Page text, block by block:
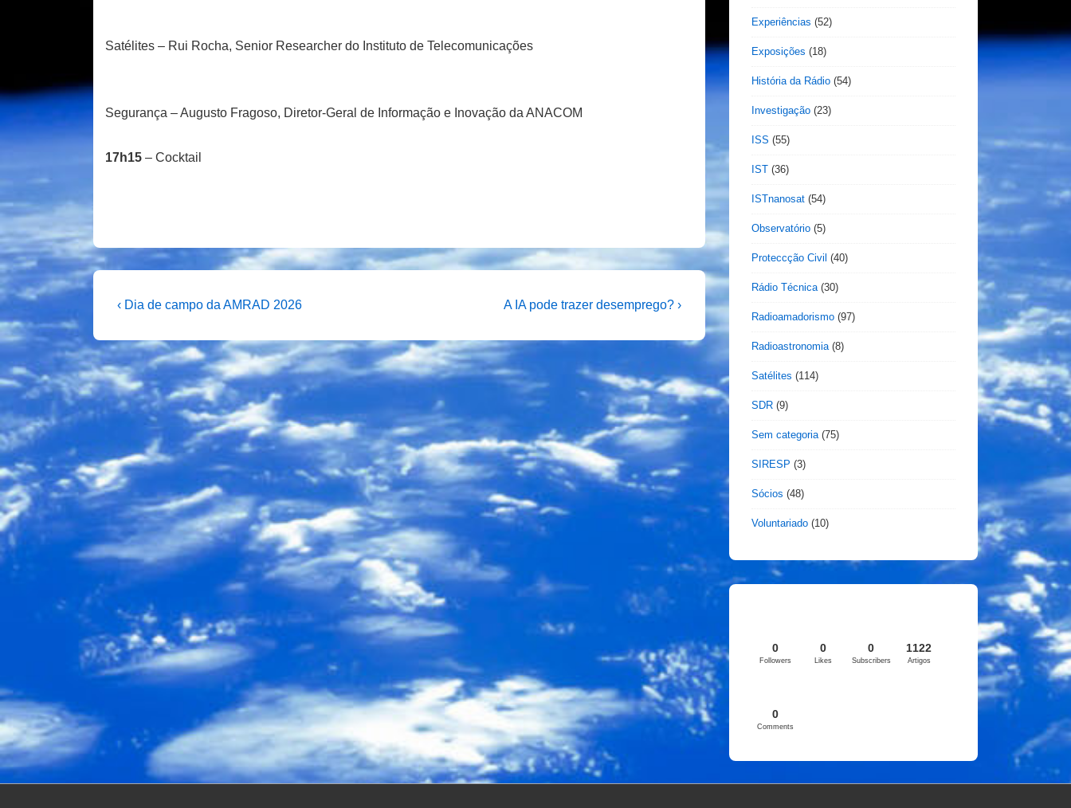
Satélites – Rui Rocha, Senior Researcher do Instituto de Telecomunicações
Segurança – Augusto Fragoso, Diretor-Geral de Informação e Inovação da ANACOM
17h15 – Cocktail
Navegação
artigos
Previous
is
‹ Dia de campo da AMRAD 2026
Next
is
A IA pode trazer desemprego? ›
Experiências (52)
Exposições (18)
História da Rádio (54)
Investigação (23)
ISS (55)
IST (36)
ISTnanosat (54)
Observatório (5)
Proteccção Civil (40)
Rádio Técnica(30)
Radioamadorismo (97)
Radioastronomia(8)
Satélites (114)
SDR (9)
Sem categoria(75)
SIRESP (3)
Sócios (48)
Voluntariado (10)
0
Followers
0
Likes
0
Subscribers
1122
Artigos
0
Comments